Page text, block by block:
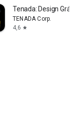
Tenada: Design
TENADA Corp.
4,6 star